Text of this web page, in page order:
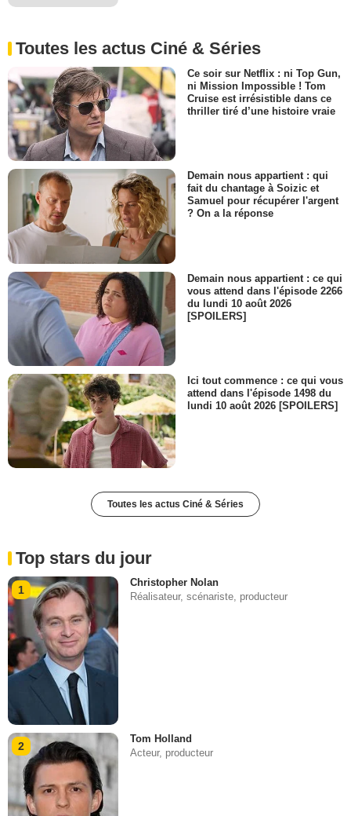
Toutes les actus Ciné & Séries
Ce soir sur Netflix : ni Top Gun,
ni Mission Impossible ! Tom
Cruise est irrésistible dans ce
thriller tiré d’une histoire vraie
Demain nous appartient : qui
fait du chantage à Soizic et
Samuel pour récupérer l'argent
? On a la réponse
Demain nous appartient : ce qui
vous attend dans l'épisode 2266
du lundi 10 août 2026
[SPOILERS]
Ici tout commence : ce qui vous
attend dans l'épisode 1498 du
lundi 10 août 2026 [SPOILERS]
Toutes les actus Ciné & Séries
Top stars du jour
1
Christopher Nolan
Réalisateur, scénariste, producteur
2
Tom Holland
Acteur, producteur